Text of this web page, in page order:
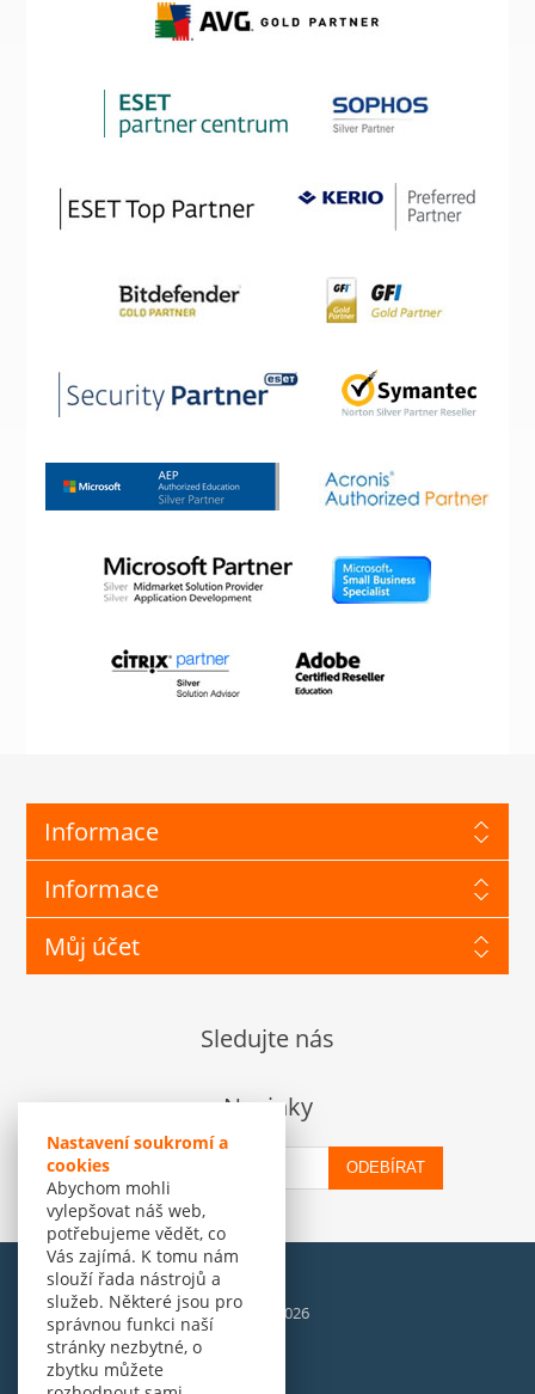
Nastavení soukromí a
cookies
Abychom mohli
vylepšovat náš web,
potřebujeme vědět, co
Vás zajímá. K tomu nám
slouží řada nástrojů a
služeb. Některé jsou pro
správnou funkci naší
stránky nezbytné, o
zbytku můžete
Informace
Informace
Můj účet
Sledujte nás
Novinky
ODEBÍRAT
© Amenit Software Solutions, 1998 - 2026
Powered bynopCommerce